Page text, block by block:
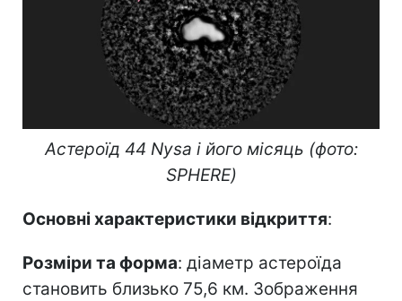
Астероїд 44 Nysa і його місяць (фото:
SPHERE)
Основні характеристики відкриття:
Розміри та форма: діаметр астероїда
становить близько 75,6 км. Зображення